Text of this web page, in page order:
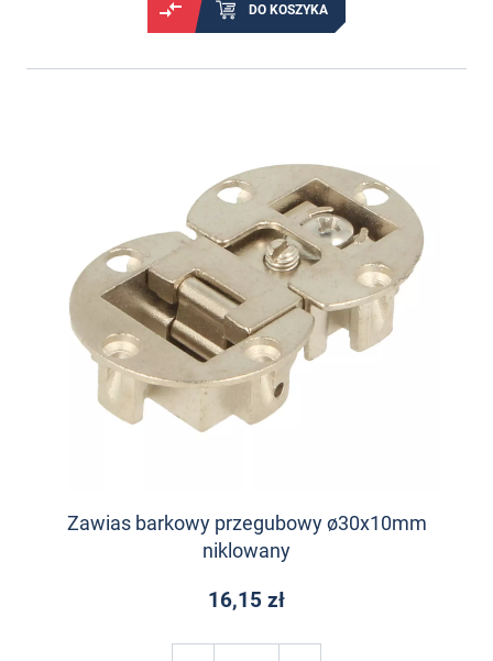
DO KOSZYKA
Zawias barkowy przegubowy ø30x10mm
niklowany
16,15 zł